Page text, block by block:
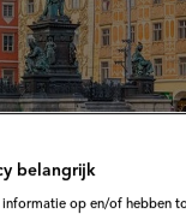
belangrijk
informatie op en/of hebben